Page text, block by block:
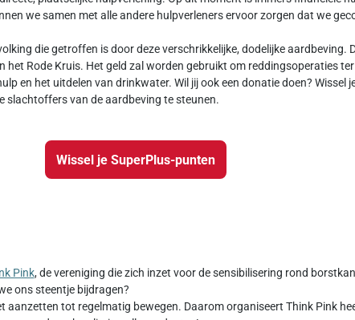
we samen met alle andere hulpverleners ervoor zorgen dat we
die getroffen is door deze verschrikkelijke, dodelijke aardbeving.
het Rode Kruis. Het geld zal worden gebruikt om reddingsoperaties
en het uitdelen van drinkwater. Wil jij ook een donatie doen? Wissel
slachtoffers van de aardbeving te steunen.
Wissel je SuperPlus-punten
Pink, de vereniging die zich inzet voor de sensibilisering rond
ons steentje bijdragen?
aanzetten tot regelmatig bewegen. Daarom organiseert Think Pink